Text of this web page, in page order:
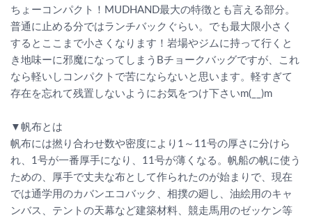
ちょーコンパクト！MUDHAND最大の特徴とも言える部分。
普通に止める分ではランチバックぐらい。でも最大限小さく
するとここまで小さくなります！岩場やジムに持って行くと
き地味ーに邪魔になってしまうBチョークバッグですが、これ
なら軽いしコンパクトで苦にならないと思います。軽すぎて
存在を忘れて残置しないようにお気をつけ下さいm(__)m
▼帆布とは
帆布には撚り合わせ数や密度により1～11号の厚さに分けら
れ、1号が一番厚手になり、11号が薄くなる。帆船の帆に使う
ための、厚手で丈夫な布として作られたのが始まりで、現在
では通学用のカバンエコバック、相撲の廻し、油絵用のキャ
ンバス、テントの天幕など建築材料、競走馬用のゼッケン等